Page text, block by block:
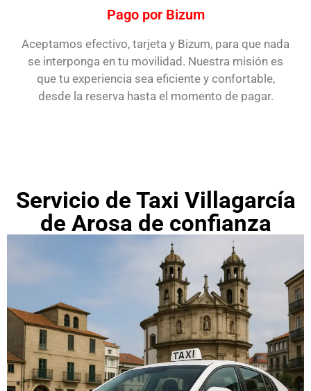
Pago por Bizum
Aceptamos efectivo, tarjeta y Bizum, para que nada
se interponga en tu movilidad. Nuestra misión es
que tu experiencia sea eficiente y confortable,
desde la reserva hasta el momento de pagar.
Servicio de Taxi Villagarcía
de Arosa de confianza